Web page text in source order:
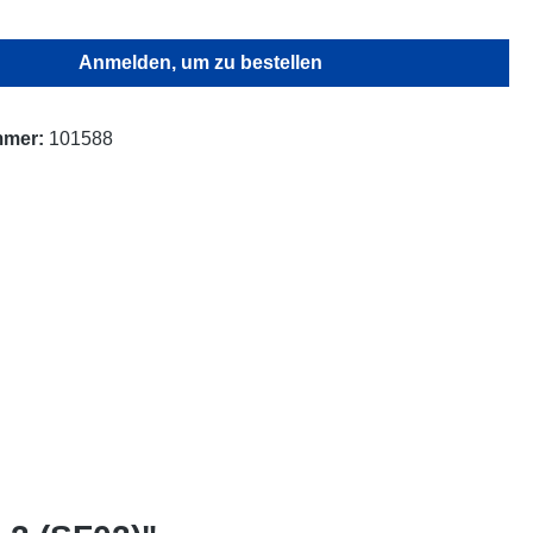
Anmelden, um zu bestellen
101588